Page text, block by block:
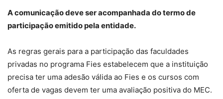
A comunicação deve ser acompanhada do termo de
participação emitido pela entidade.
As regras gerais para a participação das faculdades
privadas no programa Fies estabelecem que a instituição
precisa ter uma adesão válida ao Fies e os cursos com
oferta de vagas devem ter uma avaliação positiva do MEC.